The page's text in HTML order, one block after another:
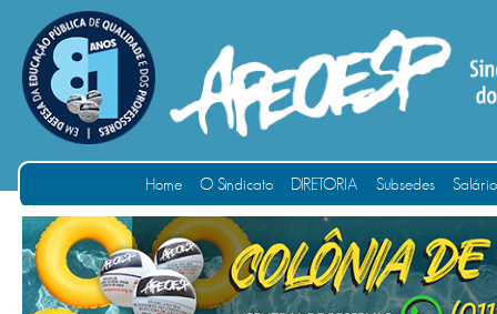
Home O Sindicato DIRETORIA Subsedes